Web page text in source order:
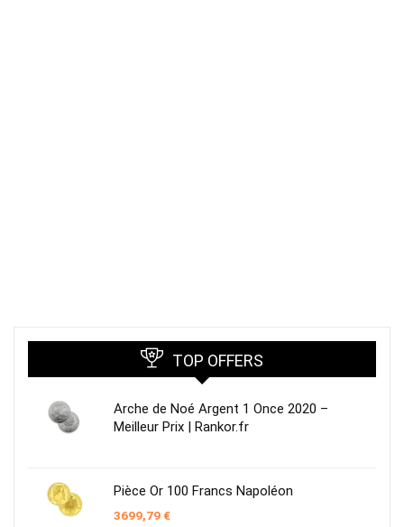
TOP OFFERS
Arche de Noé Argent 1 Once 2020 –
Meilleur Prix | Rankor.fr
Pièce Or 100 Francs Napoléon
3699,79€